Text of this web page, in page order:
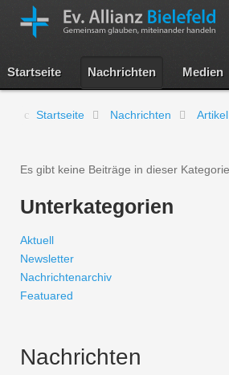
Startseite Nachrichten Medien
Startseite Nachrichten Artikel
Es gibt keine Beiträge in dieser
Unterkategorien
Aktuell
Newsletter
Nachrichtenarchiv
Featuared
Nachrichten